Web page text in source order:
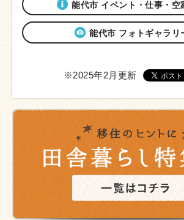
能代市 イベント・仕事・空
能代市 フォトギャラリ
※2025年2月更新